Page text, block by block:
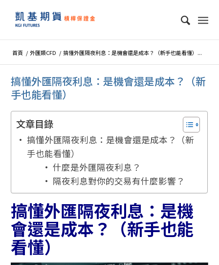
首頁 / 外匯類CFD / 搞懂外匯隔夜利息：是機會還是成本？（新手也能看懂）...
搞懂外匯隔夜利息：是機會還是成本？（新
手也能看懂）
文章目錄
搞懂外匯隔夜利息：是機會還是成本？（新
手也能看懂）
什麼是外匯隔夜利息？
隔夜利息對你的交易有什麼影響？
搞懂外匯隔夜利息：是機
會還是成本？（新手也能
看懂）